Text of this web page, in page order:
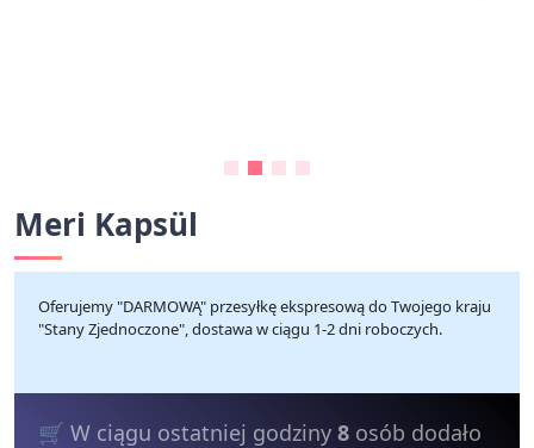
Meri Kapsül
Oferujemy "DARMOWĄ" przesyłkę ekspresową do Twojego kraju
"Stany Zjednoczone", dostawa w ciągu 1-2 dni roboczych.
💰 W ciągu ostatnich 24 godzin45osób